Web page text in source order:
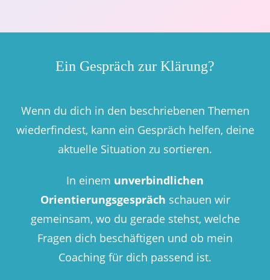
Ein Gespräch zur Klärung?
Wenn du dich in den beschriebenen Themen
wiederfindest, kann ein Gespräch helfen, deine
aktuelle Situation zu sortieren.
In einem unverbindlichen
Orientierungsgespräch schauen wir
gemeinsam, wo du gerade stehst, welche
Fragen dich beschäftigen und ob mein
Coaching für dich passend ist.